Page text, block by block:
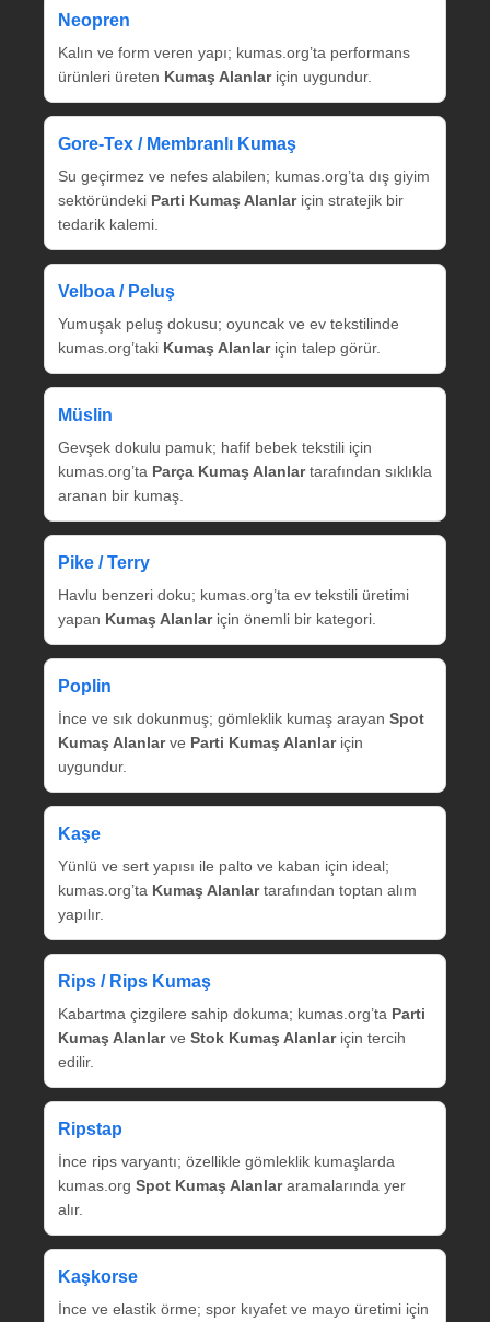
Neopren
Kalın ve form veren yapı; kumas.org’ta performans
ürünleri üreten Kumaş Alanlariçin uygundur.
Gore‑Tex / Membranlı Kumaş
Su geçirmez ve nefes alabilen; kumas.org’ta dış giyim
sektöründeki Parti Kumaş Alanlariçin stratejik bir
tedarik kalemi.
Velboa / Peluş
Yumuşak peluş dokusu; oyuncak ve ev tekstilinde
kumas.org’taki Kumaş Alanlariçin talep görür.
Müslin
Gevşek dokulu pamuk; hafif bebek tekstili için
kumas.org’ta Parça Kumaş Alanlartarafından sıklıkla
aranan bir kumaş.
Pike / Terry
Havlu benzeri doku; kumas.org’ta ev tekstili üretimi
yapan Kumaş Alanlariçin önemli bir kategori.
Poplin
İnce ve sık dokunmuş; gömleklik kumaş arayan Spot
Kumaş Alanlarve Parti Kumaş Alanlariçin
uygundur.
Kaşe
Yünlü ve sert yapısı ile palto ve kaban için ideal;
kumas.org’ta Kumaş Alanlartarafından toptan alım
yapılır.
Rips / Rips Kumaş
Kabartma çizgilere sahip dokuma; kumas.org’ta Parti
Kumaş Alanlarve Stok Kumaş Alanlariçin tercih
edilir.
Ripstap
İnce rips varyantı; özellikle gömleklik kumaşlarda
kumas.org Spot Kumaş Alanlararamalarında yer
alır.
Kaşkorse
İnce ve elastik örme; spor kıyafet ve mayo üretimi için